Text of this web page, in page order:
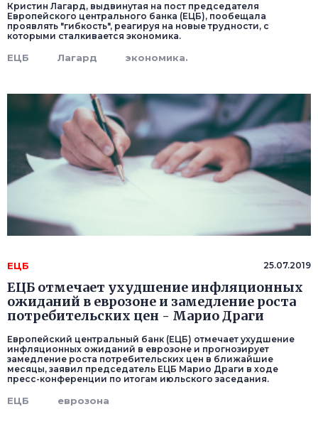
Кристин Лагард, выдвинутая на пост председателя
Европейского центрального банка (ЕЦБ), пообещала
проявлять "гибкость", реагируя на новые трудности, с
которыми сталкивается экономика.
ЕЦБ Лагард экономика.
ЕЦБ 25.07.2019
ЕЦБ отмечает ухудшение инфляционных
ожиданий в еврозоне и замедление роста
потребительских цен - Марио Драги
Европейский центральный банк (ЕЦБ) отмечает ухудшение
инфляционных ожиданий в еврозоне и прогнозирует
замедление роста потребительских цен в ближайшие
месяцы, заявил председатель ЕЦБ Марио Драги в ходе
пресс-конференции по итогам июльского заседания.
ЕЦБ еврозона